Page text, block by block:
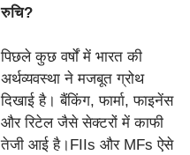
रुचि?
पिछले कुछ वर्षों में भारत की
अर्थव्यवस्था ने मजबूत ग्रोथ
दिखाई है। बैंकिंग, फार्मा, फाइनेंस
और रिटेल जैसे सेक्टरों में काफी
तेजी आई है।FIIs और MFs ऐसे